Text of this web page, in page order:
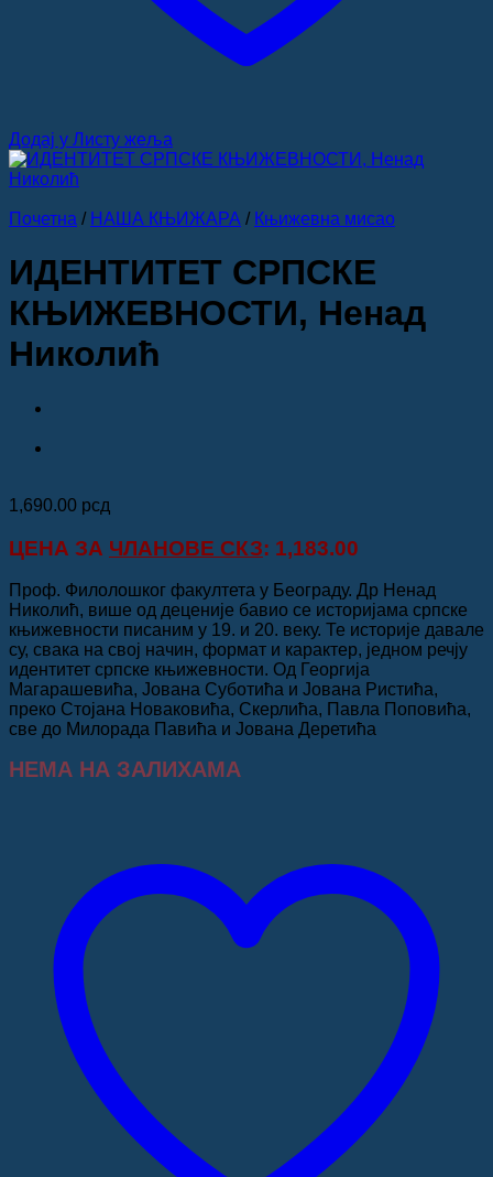
Додај у Листу жеља
Почетна / НАША КЊИЖАРА / Књижевна мисао
ИДЕНТИТЕТ СРПСКЕ
КЊИЖЕВНОСТИ, Ненад
Николић
1,690.00 рсд
ЦЕНА ЗА ЧЛАНОВЕ СКЗ: 1,183.00
Проф. Филолошког факултета у Београду. Др Ненад
Николић, више од деценије бавио се историјама српске
књижевности писаним у 19. и 20. веку. Те историје давале
су, свака на свој начин, формат и карактер, једном речју
идентитет српске књижевности. Од Георгија
Магарашевића, Јована Суботића и Јована Ристића,
преко Стојана Новаковића, Скерлића, Павла Поповића,
све до Милорада Павића и Јована Деретића
НЕМА НА ЗАЛИХАМА